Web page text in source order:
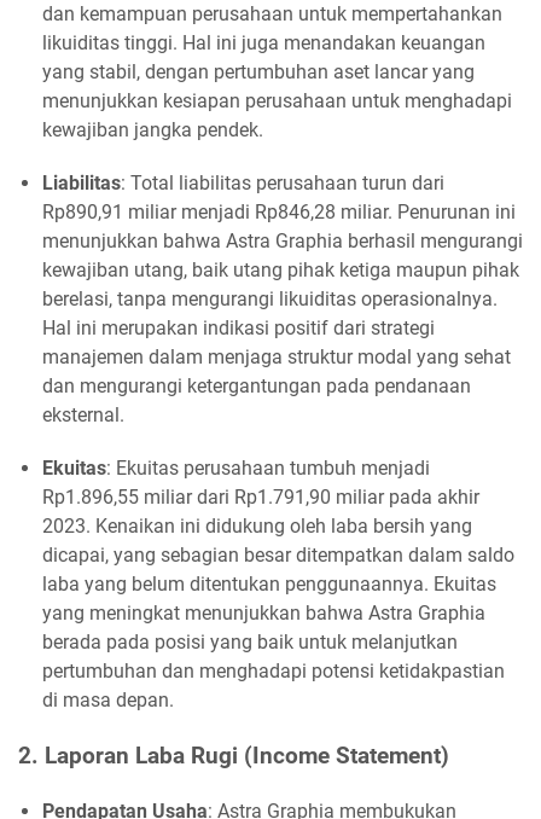
dan kemampuan perusahaan untuk mempertahankan
likuiditas tinggi. Hal ini juga menandakan keuangan
yang stabil, dengan pertumbuhan aset lancar yang
menunjukkan kesiapan perusahaan untuk menghadapi
kewajiban jangka pendek.
Liabilitas: Total liabilitas perusahaan turun dari
Rp890,91 miliar menjadi Rp846,28 miliar. Penurunan ini
menunjukkan bahwa Astra Graphia berhasil mengurangi
kewajiban utang, baik utang pihak ketiga maupun pihak
berelasi, tanpa mengurangi likuiditas operasionalnya.
Hal ini merupakan indikasi positif dari strategi
manajemen dalam menjaga struktur modal yang sehat
dan mengurangi ketergantungan pada pendanaan
eksternal.
Ekuitas: Ekuitas perusahaan tumbuh menjadi
Rp1.896,55 miliar dari Rp1.791,90 miliar pada akhir
2023. Kenaikan ini didukung oleh laba bersih yang
dicapai, yang sebagian besar ditempatkan dalam saldo
laba yang belum ditentukan penggunaannya. Ekuitas
yang meningkat menunjukkan bahwa Astra Graphia
berada pada posisi yang baik untuk melanjutkan
pertumbuhan dan menghadapi potensi ketidakpastian
di masa depan.
2. Laporan Laba Rugi (Income Statement)
Pendapatan Usaha: Astra Graphia membukukan